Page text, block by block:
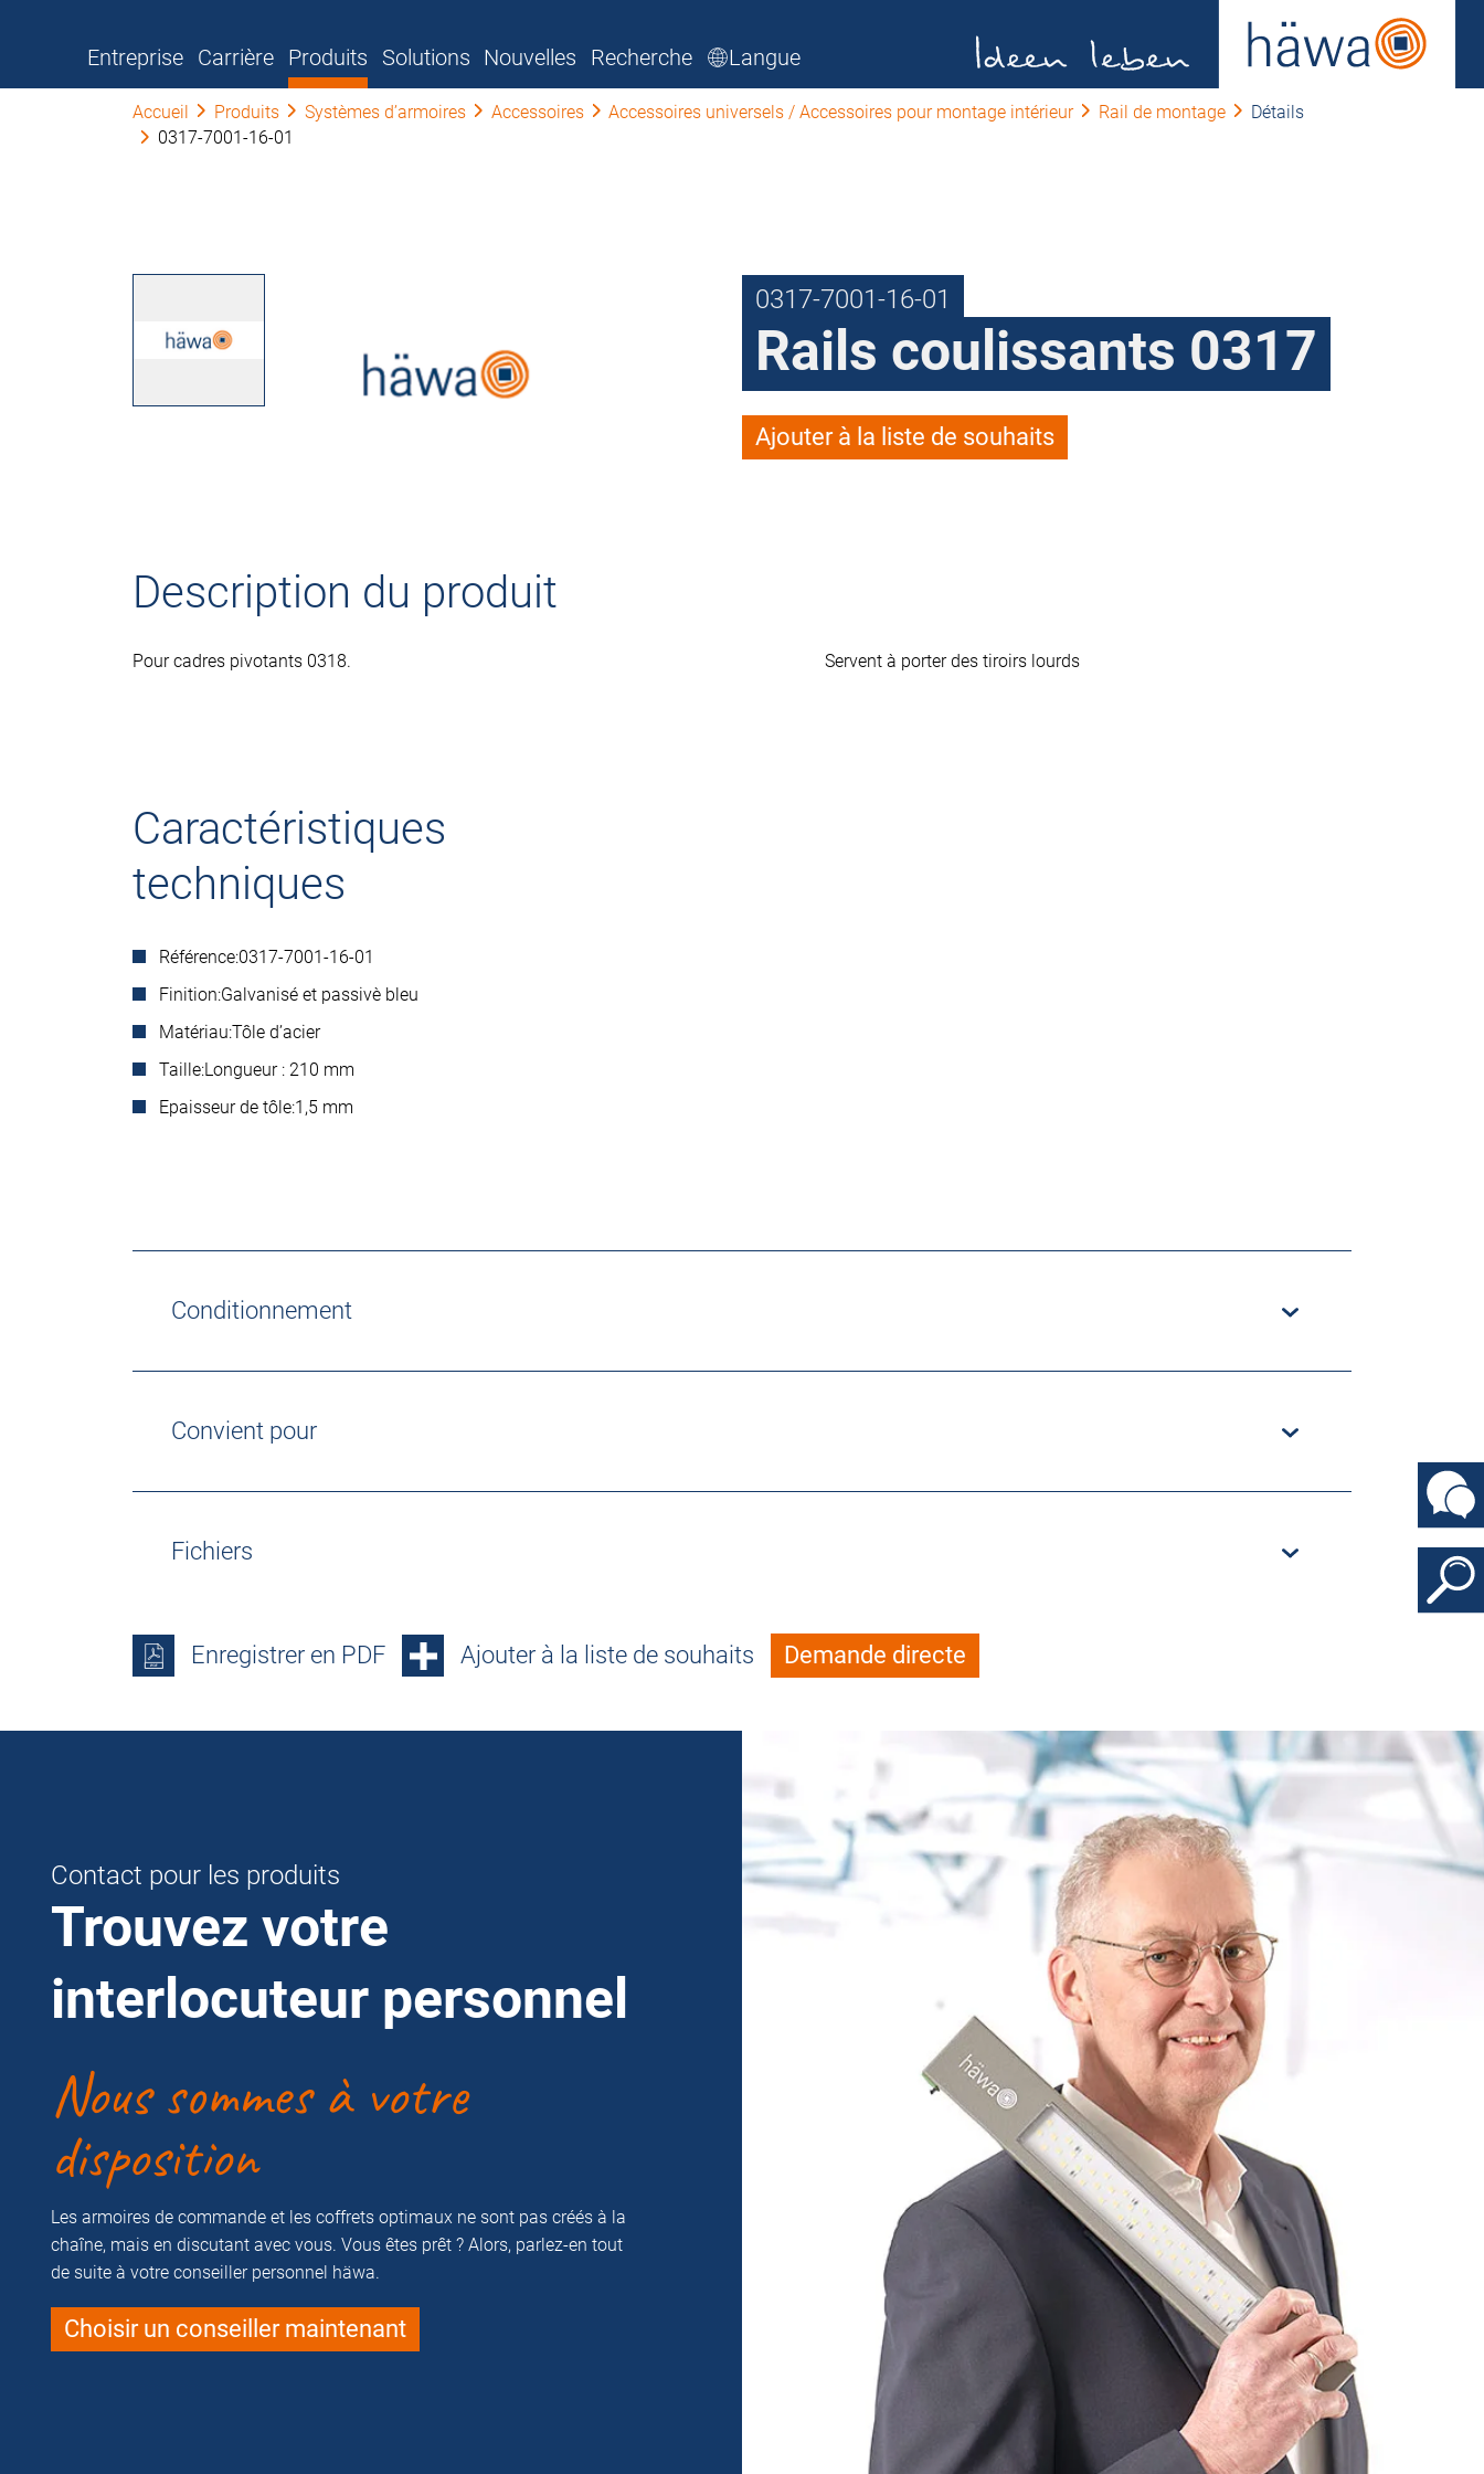
Entreprise Carrière Produits Solutions Nouvelles Recherche Langue
Accueil Produits Systèmes d’armoires Accessoires Accessoires universels / Accessoires pour montage intérieur Rail de montage
Détails
0317-7001-16-01
0317-7001-16-01
Rails coulissants 0317
Ajouter à la liste de souhaits
Description du produit
Pour cadres pivotants 0318. Servent à porter des tiroirs lourds
Caractéristiques
techniques
Référence:0317-7001-16-01
Finition:Galvanisé et passivè bleu
Matériau:Tôle d’acier
Taille:Longueur : 210 mm
Epaisseur de tôle:1,5 mm
Conditionnement
Convient pour
Fichiers
Enregistrer en PDF Ajouter à la liste de souhaits Demande directe
Contact pour les produits
Trouvez votre
interlocuteur personnel
Nous sommes à votre
disposition
Les armoires de commande et les coffrets optimaux ne sont pas créés à la
chaîne, mais en discutant avec vous. Vous êtes prêt ? Alors, parlez-en tout
de suite à votre conseiller personnel häwa.
Choisir un conseiller maintenant